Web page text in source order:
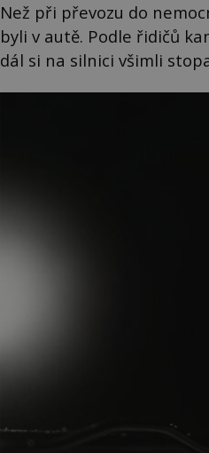
Než při převozu do
byli v autě. Podle řidičů
dál si na silnici všimli